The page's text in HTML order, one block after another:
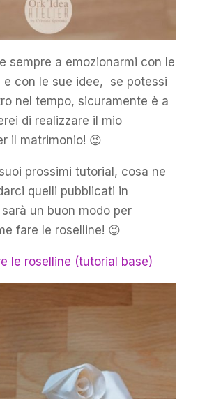
sempre a emozionarmi con le
e con le sue idee, se potessi
nel tempo, sicuramente è a
di realizzare il mio
il matrimonio! 😉
prossimi tutorial, cosa ne
quelli pubblicati in
un buon modo per
fare le roselline! 😉
le roselline (tutorial base)